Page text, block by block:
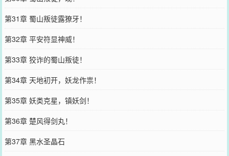
第31章 蜀山叛徒露獠牙！
第32章 平安符显神威！
第33章 狡诈的蜀山叛徒！
第34章 天地初开，妖龙作祟！
第35章 妖类克星，镇妖剑！
第36章 楚风得剑丸！
第37章 黑水圣晶石